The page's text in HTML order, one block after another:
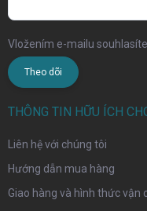
Vložením e-mailu
Theo dõi
THÔNG TIN HỮU ÍCH
Liên hệ với chúng tôi
Hướng dẫn mua hàng
Giao hàng và hình thức vận